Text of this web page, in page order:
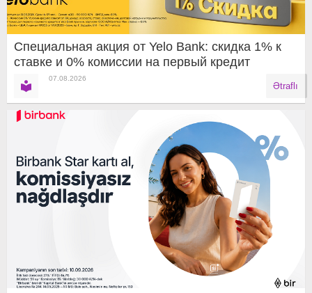
Специальная акция от Yelo Bank: скидка 1% к
ставке и 0% комиссии на первый кредит
07.08.2026
Ətraflı